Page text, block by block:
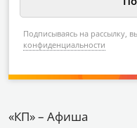
Подписываясь на рассылку,
конфиденциальности
«КП» – Афиша